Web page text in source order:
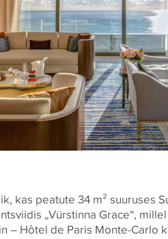
kas peatute 34 m² suuruses
„Vürstinna Grace“,
– Hôtel de Paris Monte-Carlo